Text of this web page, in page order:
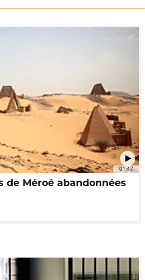
01:47
de Méroé abandonnées